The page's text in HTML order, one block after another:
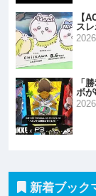
【
ス
「
ボ
新着ブック